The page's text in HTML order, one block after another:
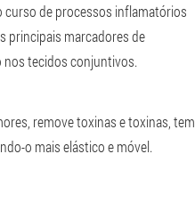
de processos inflamatórios
principais marcadores de
nos tecidos conjuntivos.
remove toxinas e toxinas, tem
o mais elástico e móvel.